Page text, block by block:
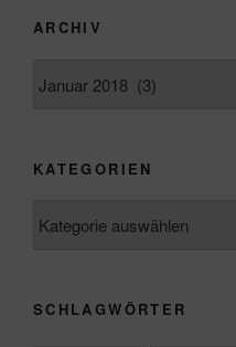
ARCHIV
KATEGORIEN
SCHLAGWÖRTER